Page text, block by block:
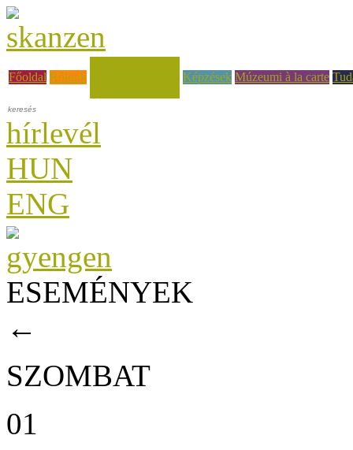
Főoldal Rólunk
Képzések Múzeumi à la carte
hírlevél
HUN
ENG
ESEMÉNYEK
←
SZOMBAT
01